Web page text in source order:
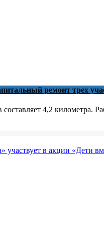
ремонт трех
4,2 километра.